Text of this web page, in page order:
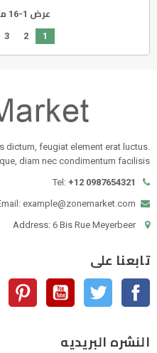
عرض 1-16 من 61 منتجات
1
2
3
dictum, feugiat element erat luctus.
diam nec condimentum facilisis.
Tel: +12 0987654321
example@zonemarket.com
Address: 6 Bis Rue Meyerbeer
تابعنا على
الفيسبوك تويتر يوتيوب
النشره البريديه